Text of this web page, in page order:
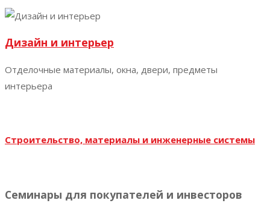
Дизайн и интерьер
Отделочные материалы, окна, двери, предметы
интерьера
Строительство, материалы и инженерные системы
Семинары для покупателей и инвесторов